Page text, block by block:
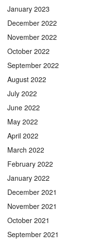
January 2023
December 2022
November 2022
October 2022
September 2022
August 2022
July 2022
June 2022
May 2022
April 2022
March 2022
February 2022
January 2022
December 2021
November 2021
October 2021
September 2021